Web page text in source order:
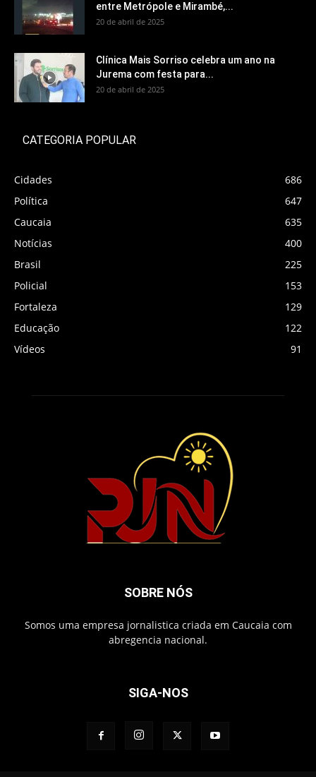
entre Metrópole e Mirambé,...
20 de abril de 2025
Clínica Mais Sorriso celebra um ano na
Jurema com festa para...
20 de abril de 2025
CATEGORIA POPULAR
Cidades
686
Política
647
Caucaia
635
Notícias
400
Brasil
225
Policial
153
Fortaleza
129
Educação
122
Vídeos
91
SOBRE NÓS
Somos uma empresa jornalistica criada em Caucaia com
abregencia nacional.
SIGA-NOS